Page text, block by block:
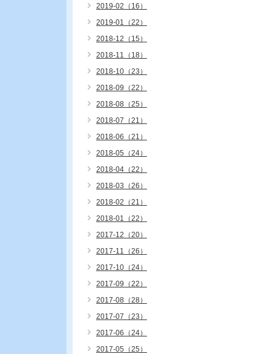
2019-02（16）
2019-01（22）
2018-12（15）
2018-11（18）
2018-10（23）
2018-09（22）
2018-08（25）
2018-07（21）
2018-06（21）
2018-05（24）
2018-04（22）
2018-03（26）
2018-02（21）
2018-01（22）
2017-12（20）
2017-11（26）
2017-10（24）
2017-09（22）
2017-08（28）
2017-07（23）
2017-06（24）
2017-05（25）